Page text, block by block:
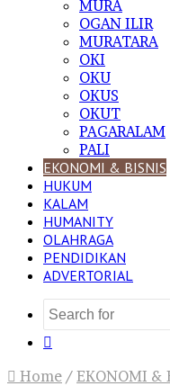
MURA
OGAN ILIR
MURATARA
OKI
OKU
OKUS
OKUT
PAGARALAM
PALI
EKONOMI & BISNIS
HUKUM
KALAM
HUMANITY
OLAHRAGA
PENDIDIKAN
ADVERTORIAL
Home / EKONOMI &